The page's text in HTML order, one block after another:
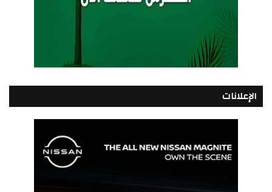
الإعلانات